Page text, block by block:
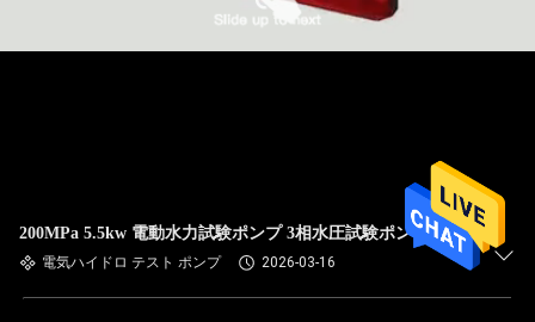
200MPa 5.5kw 電動水力試験ポンプ 3相水圧試験ポンプ
電気ハイドロ テスト ポンプ 2026-03-16